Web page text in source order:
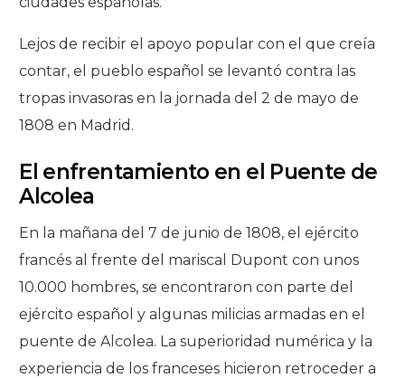
Lejos de recibir el apoyo popular con el que creía
contar, el pueblo español se levantó contra las
tropas invasoras en la jornada del 2 de mayo de
1808 en Madrid.
El enfrentamiento en el Puente de
Alcolea
En la mañana del 7 de junio de 1808, el ejército
francés al frente del mariscal Dupont con unos
10.000 hombres, se encontraron con parte del
ejército español y algunas milicias armadas en el
puente de Alcolea. La superioridad numérica y la
experiencia de los franceses hicieron retroceder a